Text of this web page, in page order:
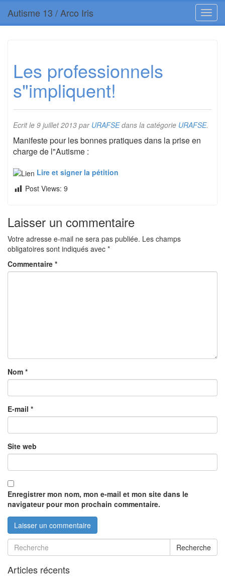
Autisme 13 / Arco Iris
Les professionnels
s"impliquent!
Ecrit le 9 juillet 2013 par URAFSEdans la catégorie URAFSE.
Manifeste pour les bonnes pratiques dans la prise en
charge de l"Autisme :
Lire et signer la pétition
Post Views: 9
Laisser un commentaire
Votre adresse e-mail ne sera pas publiée. Les champs
obligatoires sont indiqués avec *
Commentaire *
Nom *
E-mail *
Site web
Enregistrer mon nom, mon e-mail et mon site dans le
navigateur pour mon prochain commentaire.
Recherche
Articles récents